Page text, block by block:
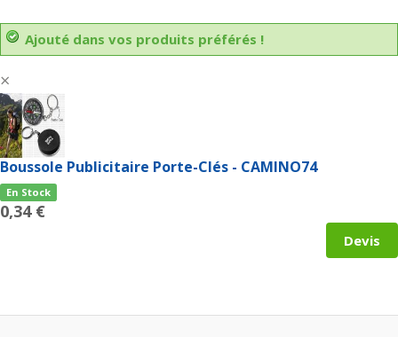
Ajouté dans vos produits préférés !
×
Boussole Publicitaire Porte-Clés - CAMINO74
En Stock
0,34 €
Devis